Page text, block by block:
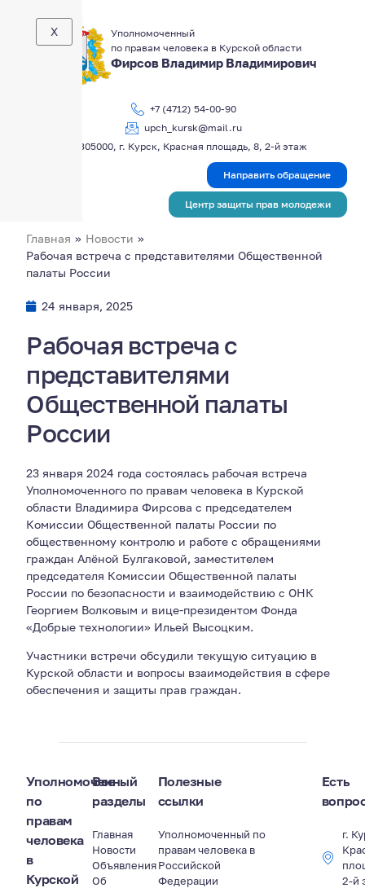
Уполномоченный
по правам человека в Курской области
Фирсов Владимир Владимирович
+7 (4712) 54-00-90
upch_kursk@mail.ru
305000, г. Курск, Красная площадь, 8, 2-й этаж
X
Направить обращение
Центр защиты прав молодежи
Главная » Новости »
Рабочая встреча с представителями Общественной
палаты России
24 января, 2025
Рабочая встреча с
представителями
Общественной палаты
России
23 января 2024 года состоялась рабочая встреча
Уполномоченного по правам человека в Курской
области Владимира Фирсова с председателем
Комиссии Общественной палаты России по
общественному контролю и работе с обращениями
граждан Алёной Булгаковой, заместителем
председателя Комиссии Общественной палаты
России по безопасности и взаимодействию с ОНК
Георгием Волковым и вице-президентом Фонда
«Добрые технологии» Ильей Высоцким.
Участники встречи обсудили текущую ситуацию в
Курской области и вопросы взаимодействия в сфере
обеспечения и защиты прав граждан.
Уполномоченный
по
правам
человека
в
Курской
Все
разделы
Главная
Новости
Объявления
Об
Полезные
ссылки
Уполномоченный по
правам человека в
Российской
Федерации
Есть
г.
2-й